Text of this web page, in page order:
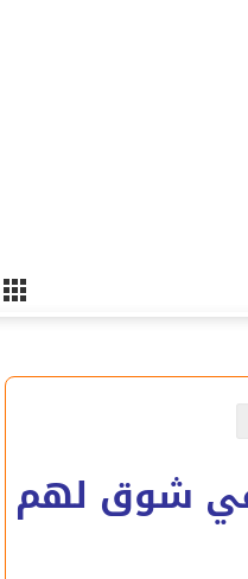
في شوق لهم